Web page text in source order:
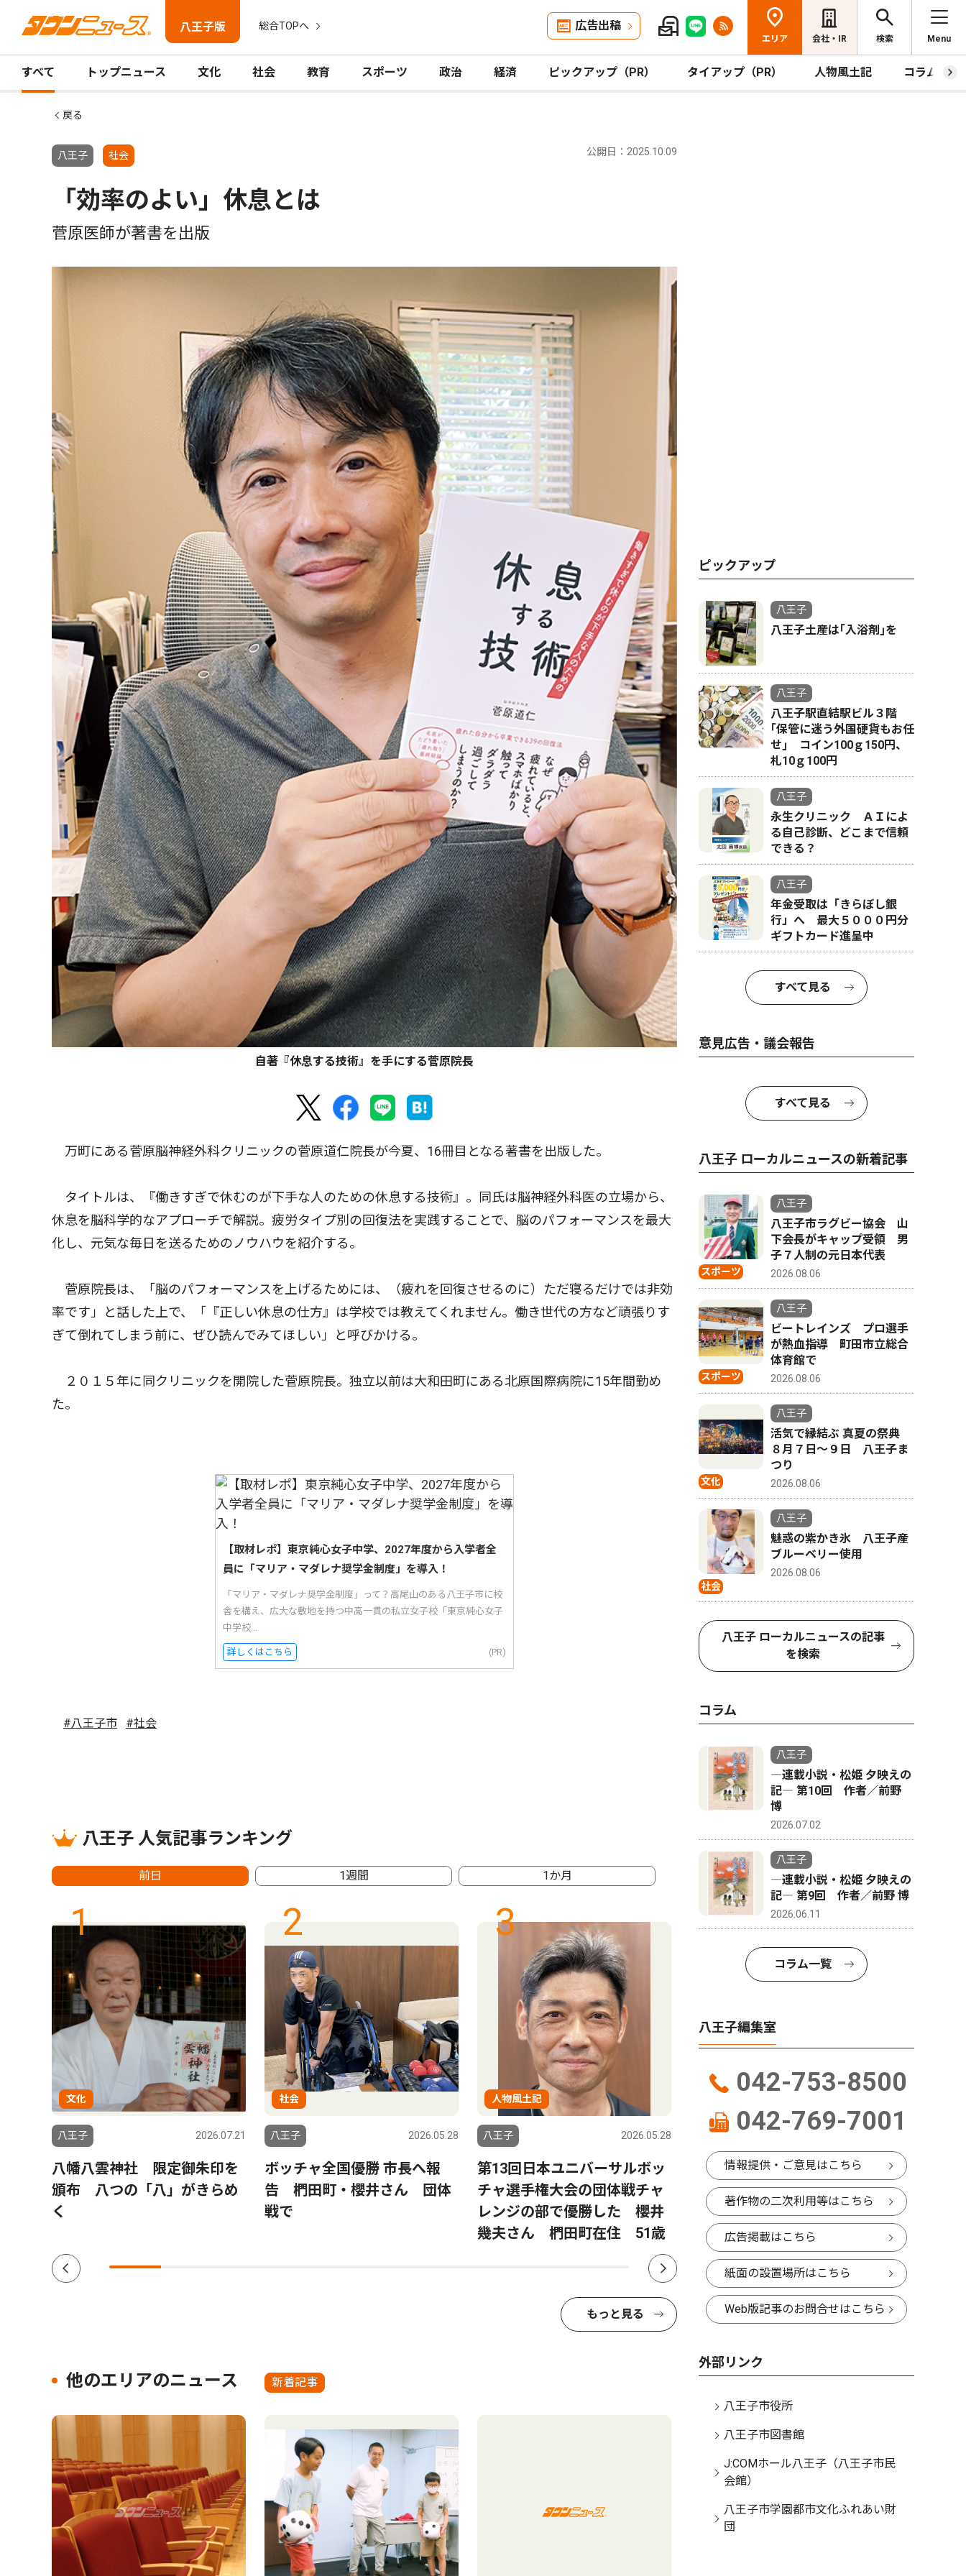
八王子版 総合TOPへ 広告出稿
エリア 会社・IR 検索 Menu
すべて トップニュース 文化 社会 教育 スポーツ 政治 経済 ピックアップ（PR） タイアップ（PR） 人物風土記 コラム
戻る
八王子 社会 公開日：2025.10.09
「効率のよい」休息とは
菅原医師が著書を出版
自著『休息する技術』を手にする菅原院長
万町にある菅原脳神経外科クリニックの菅原道仁院長が今夏、16冊目となる著書を出版した。
タイトルは、『働きすぎで休むのが下手な人のための休息する技術』。同氏は脳神経外科医の立場から、
休息を脳科学的なアプローチで解説。疲労タイプ別の回復法を実践することで、脳のパフォーマンスを最大
化し、元気な毎日を送るためのノウハウを紹介する。
菅原院長は、「脳のパフォーマンスを上げるためには、（疲れを回復させるのに）ただ寝るだけでは非効
率です」と話した上で、「『正しい休息の仕方』は学校では教えてくれません。働き世代の方など頑張りす
ぎて倒れてしまう前に、ぜひ読んでみてほしい」と呼びかける。
２０１５年に同クリニックを開院した菅原院長。独立以前は大和田町にある北原国際病院に15年間勤め
た。
【取材レポ】東京純心女子中学、2027年度から入学者全
員に「マリア・マダレナ奨学金制度」を導入！
「マリア・マダレナ奨学金制度」って？高尾山のある八王子市に校
舎を構え、広大な敷地を持つ中高一貫の私立女子校「東京純心女子
中学校...
詳しくはこちら (PR)
#八王子市 #社会
八王子 人気記事ランキング
前日 1週間 1か月
1
文化
八王子 2026.07.21
八幡八雲神社 限定御朱印を
頒布 八つの「八」がきらめ
く
2
社会
八王子 2026.05.28
ボッチャ全国優勝 市長へ報
告 椚田町・櫻井さん 団体
戦で
3
人物風土記
八王子 2026.05.28
第13回日本ユニバーサルボッ
チャ選手権大会の団体戦チャ
レンジの部で優勝した 櫻井
幾夫さん 椚田町在住 51歳
4
八王子
クラシック音楽が語る哲学
八王子市生涯学習センターで
市民自由講座
八王子
表登録メ
部エース
もっと見る
他のエリアのニュース 新着記事
ピックアップ
八王子
八王子土産は｢入浴剤｣を
八王子
八王子駅直結駅ビル３階
｢保管に迷う外国硬貨もお任
せ｣ コイン100ｇ150円、
札10ｇ100円
八王子
永生クリニック ＡＩによ
る自己診断、どこまで信頼
できる？
八王子
年金受取は「きらぼし銀
行」へ 最大５０００円分
ギフトカード進呈中
すべて見る
意見広告・議会報告
すべて見る
八王子 ローカルニュースの新着記事
スポーツ
八王子
八王子市ラグビー協会 山
下会長がキャップ受領 男
子７人制の元日本代表
2026.08.06
スポーツ
八王子
ビートレインズ プロ選手
が熱血指導 町田市立総合
体育館で
2026.08.06
文化
八王子
活気で縁結ぶ 真夏の祭典
８月７日〜９日 八王子ま
つり
2026.08.06
社会
八王子
魅惑の紫かき氷 八王子産
ブルーベリー使用
2026.08.06
八王子 ローカルニュースの記事
を検索
コラム
八王子
―連載小説・松姫 夕映えの
記― 第10回 作者／前野
博
2026.07.02
八王子
―連載小説・松姫 夕映えの
記― 第9回 作者／前野 博
2026.06.11
コラム一覧
八王子編集室
042-753-8500
042-769-7001
情報提供・ご意見はこちら
著作物の二次利用等はこちら
広告掲載はこちら
紙面の設置場所はこちら
Web版記事のお問合せはこちら
外部リンク
八王子市役所
八王子市図書館
J:COMホール八王子（八王子市民
会館）
八王子市学園都市文化ふれあい財
団